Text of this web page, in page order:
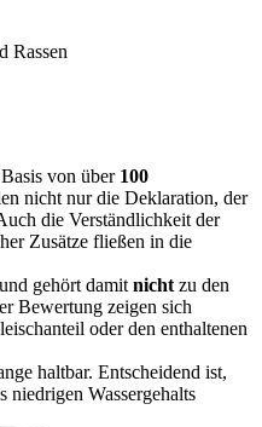
Rassen
von über 100
nicht nur die Deklaration, der
die Verständlichkeit der
Zusätze fließen in die
und gehört damit nicht zu den
Bewertung zeigen sich
oder den enthaltenen
haltbar. Entscheidend ist,
niedrigen Wassergehalts